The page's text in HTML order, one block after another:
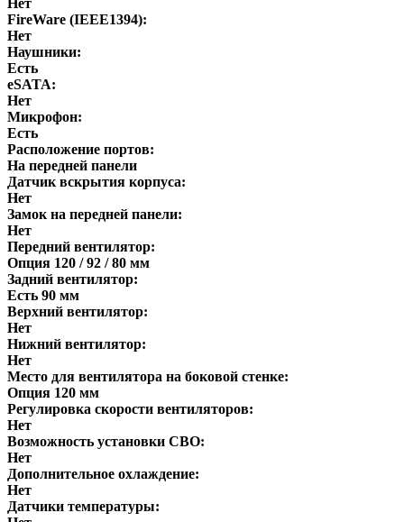
FireWare (IEEE1394):
Нет
Наушники:
Есть
eSATA:
Нет
Микрофон:
Есть
Расположение портов:
На передней панели
Датчик вскрытия корпуса:
Нет
Замок на передней панели:
Нет
Передний вентилятор:
Опция 120 / 92 / 80 мм
Задний вентилятор:
Есть 90 мм
Верхний вентилятор:
Нет
Нижний вентилятор:
Нет
Место для вентилятора на боковой стенке:
Опция 120 мм
Регулировка скорости вентиляторов:
Нет
Возможность установки СВО:
Нет
Дополнительное охлаждение:
Нет
Датчики температуры: